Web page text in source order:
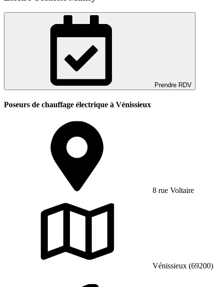
Prendre RDV
Poseurs de chauffage électrique à Vénissieux
8 rue Voltaire
Vénissieux (69200)